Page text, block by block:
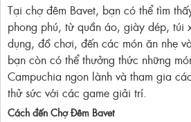
Tại chợ đêm Bavet, bạn có thể tìm
phong phú, từ quần áo, giày dép, túi
dụng, đồ chơi, đến các món ăn nhẹ
bạn còn có thể thưởng thức những
Campuchia ngon lành và tham gia
thử sức với các game giải trí.
Cách đến Chợ Đêm Bavet